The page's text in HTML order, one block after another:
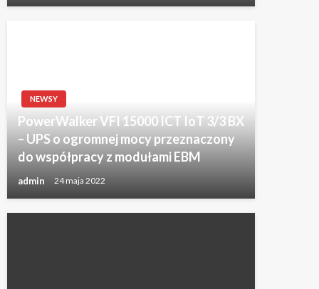
NEWSY
PowerWalker VFI 15000 ICT IoT 3/3 BX
– UPS o ogromnej mocy przeznaczony
do współpracy z modułami EBM
admin 24 maja 2022